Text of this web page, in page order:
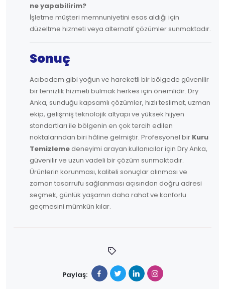
ne yapabilirim?
İşletme müşteri memnuniyetini esas aldığı için
düzeltme hizmeti veya alternatif çözümler sunmaktadır.
Sonuç
Acıbadem gibi yoğun ve hareketli bir bölgede güvenilir
bir temizlik hizmeti bulmak herkes için önemlidir. Dry
Anka, sunduğu kapsamlı çözümler, hızlı teslimat, uzman
ekip, gelişmiş teknolojik altyapı ve yüksek hijyen
standartları ile bölgenin en çok tercih edilen
noktalarından biri hâline gelmiştir. Profesyonel bir Kuru
Temizlemedeneyimi arayan kullanıcılar için Dry Anka,
güvenilir ve uzun vadeli bir çözüm sunmaktadır.
Ürünlerin korunması, kaliteli sonuçlar alınması ve
zaman tasarrufu sağlanması açısından doğru adresi
seçmek, günlük yaşamın daha rahat ve konforlu
geçmesini mümkün kılar.
Paylaş: